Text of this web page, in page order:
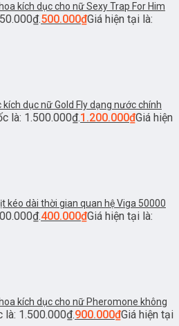
kích dục cho nữ Sexy Trap For Him
500.000₫Giá hiện tại là:
kích dục nữ Gold Fly dạng nước chính
là: 1.500.000₫.1.200.000₫Giá hiện
kéo dài thời gian quan hệ Viga 50000
400.000₫Giá hiện tại là:
kích dục cho nữ Pheromone không
là: 1.500.000₫.900.000₫Giá hiện tại